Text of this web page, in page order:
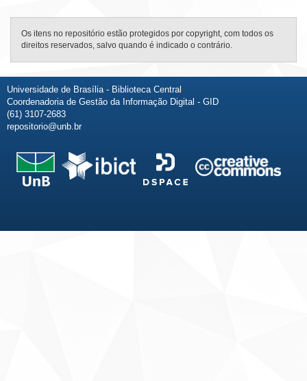
Os itens no repositório estão protegidos por copyright, com todos os
direitos reservados, salvo quando é indicado o contrário.
Universidade de Brasília - Biblioteca Central
Coordenadoria de Gestão da Informação Digital - GID
(61) 3107-2683
repositorio@unb.br